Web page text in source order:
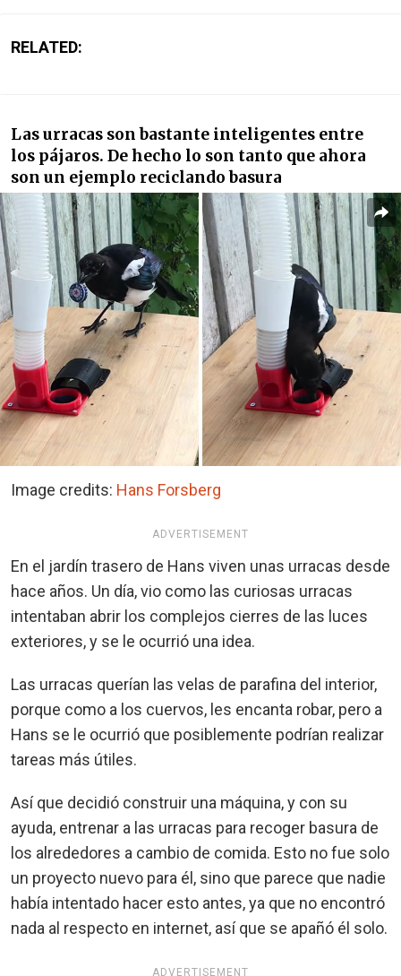
RELATED:
Las urracas son bastante inteligentes entre
los pájaros. De hecho lo son tanto que ahora
son un ejemplo reciclando basura
Image credits: Hans Forsberg
ADVERTISEMENT
En el jardín trasero de Hans viven unas urracas desde
hace años. Un día, vio como las curiosas urracas
intentaban abrir los complejos cierres de las luces
exteriores, y se le ocurrió una idea.
Las urracas querían las velas de parafina del interior,
porque como a los cuervos, les encanta robar, pero a
Hans se le ocurrió que posiblemente podrían realizar
tareas más útiles.
Así que decidió construir una máquina, y con su
ayuda, entrenar a las urracas para recoger basura de
los alrededores a cambio de comida. Esto no fue solo
un proyecto nuevo para él, sino que parece que nadie
había intentado hacer esto antes, ya que no encontró
nada al respecto en internet, así que se apañó él solo.
ADVERTISEMENT